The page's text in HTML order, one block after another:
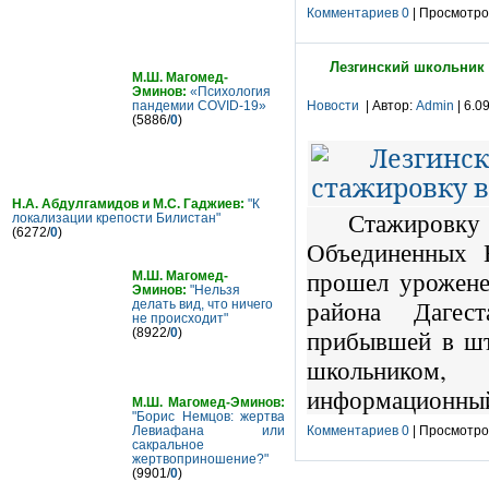
Комментариев 0 |
Лезгинский
Новости | Автор: Admin |
Объединенных
прошел
района
прибывшей в
Комментариев 0 |
М.Ш. Магомед-
Эминов: «Психология
пандемии COVID-19»
(5886/0)
Н.А. Абдулгамидов и М.С. Гаджиев: "К
локализации крепости Билистан"
(6272/0)
М.Ш. Магомед-
Эминов: "Нельзя
делать вид, что ничего
не происходит"
(8922/0)
М.Ш. Магомед-Эминов:
"Борис Немцов: жертва
Левиафана или
сакральное
жертвоприношение?"
(9901/0)